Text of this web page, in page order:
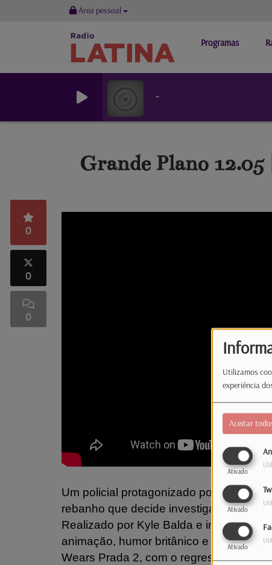
Utilizamos
experiência
Aceitar
Ativado
Ativado
Ativado
Área pessoal
Programas
-
Grande Plano
0
0
0
Um policial protagonizado por ovelhas?
rebanho que decide investigar a morte
Realizado por Kyle Balda e inspirado
animação, humor britânico e mistério
Wears Prada 2, com o regresso de